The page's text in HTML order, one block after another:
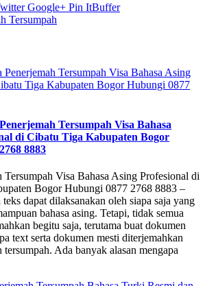
Google+ Pin ItBuffer
Tersumpah
Tersumpah Visa Bahasa
di Cibatu Tiga Kabupaten Bogor
8883
Tersumpah Visa Bahasa Asing Profesional di
Bogor Hubungi 0877 2768 8883 –
dapat dilaksanakan oleh siapa saja yang
bahasa asing. Tetapi, tidak semua
begitu saja, terutama buat dokumen
text serta dokumen mesti diterjemahkan
tersumpah. Ada banyak alasan mengapa